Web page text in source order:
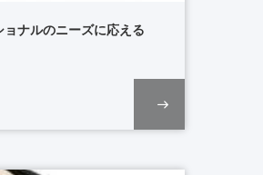
ナルのニーズに応える